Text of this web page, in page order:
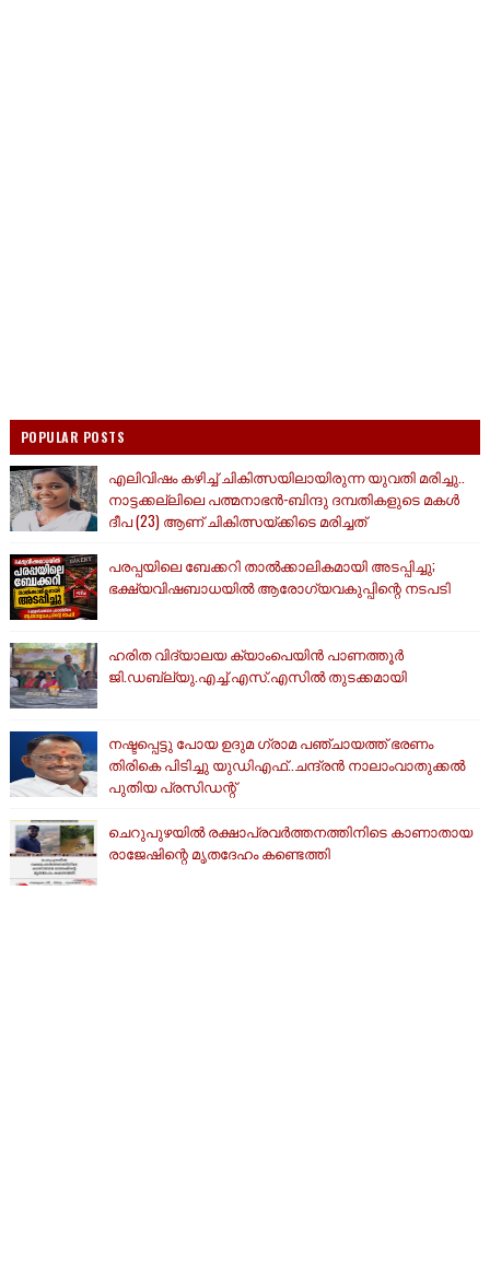
POPULAR POSTS
എലിവിഷം കഴിച്ച് ചികിത്സയിലായിരുന്ന യുവതി മരിച്ചു..
നാട്ടക്കല്ലിലെ പത്മനാഭൻ-ബിന്ദു ദമ്പതികളുടെ മകൾ
ദീപ (23) ആണ് ചികിത്സയ്ക്കിടെ മരിച്ചത്
പരപ്പയിലെ ബേക്കറി താൽക്കാലികമായി അടപ്പിച്ചു;
ഭക്ഷ്യവിഷബാധയിൽ ആരോഗ്യവകുപ്പിന്റെ നടപടി
ഹരിത വിദ്യാലയ ക്യാംപെയിൻ പാണത്തൂർ
ജി.ഡബ്ല്യു.എച്ച്.എസ്.എസിൽ തുടക്കമായി
നഷ്ടപ്പെട്ടു പോയ ഉദുമ ഗ്രാമ പഞ്ചായത്ത് ഭരണം
തിരികെ പിടിച്ചു യുഡിഎഫ്..ചന്ദ്രൻ നാലാംവാതുക്കൽ
പുതിയ പ്രസിഡന്റ്
ചെറുപുഴയിൽ രക്ഷാപ്രവർത്തനത്തിനിടെ കാണാതായ
രാജേഷിന്റെ മൃതദേഹം കണ്ടെത്തി